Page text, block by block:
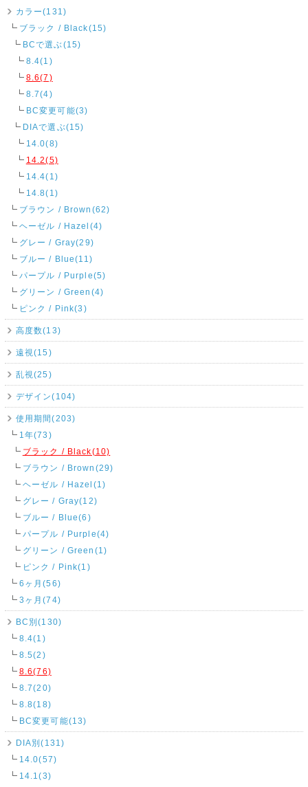
カラー(131)
ブラック / Black(15)
BCで選ぶ(15)
8.4(1)
8.6(7)
8.7(4)
BC変更可能(3)
DIAで選ぶ(15)
14.0(8)
14.2(5)
14.4(1)
14.8(1)
ブラウン / Brown(62)
ヘーゼル / Hazel(4)
グレー / Gray(29)
ブルー / Blue(11)
パープル / Purple(5)
グリーン / Green(4)
ピンク / Pink(3)
高度数(13)
遠視(15)
乱視(25)
デザイン(104)
使用期間(203)
1年(73)
ブラック / Black(10)
ブラウン / Brown(29)
ヘーゼル / Hazel(1)
グレー / Gray(12)
ブルー / Blue(6)
パープル / Purple(4)
グリーン / Green(1)
ピンク / Pink(1)
6ヶ月(56)
3ヶ月(74)
BC別(130)
8.4(1)
8.5(2)
8.6(76)
8.7(20)
8.8(18)
BC変更可能(13)
DIA別(131)
14.0(57)
14.1(3)